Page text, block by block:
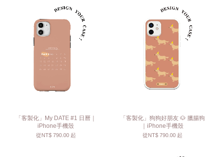
「客製化」My DATE #1 日曆｜
iPhone手機殼
從NT$ 790.00 起
「客製化」狗狗好朋友 🐶 臘腸狗
｜iPhone手機殼
從NT$ 790.00 起